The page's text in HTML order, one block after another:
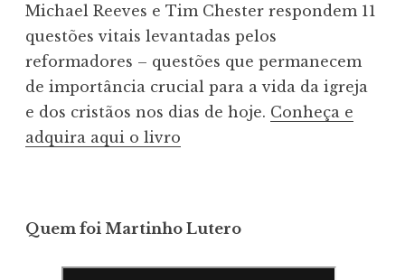
Michael Reeves e Tim Chester respondem 11
questões vitais levantadas pelos
reformadores – questões que permanecem
de importância crucial para a vida da igreja
e dos cristãos nos dias de hoje. Conheça e
adquira aqui o livro
Quem foi Martinho Lutero